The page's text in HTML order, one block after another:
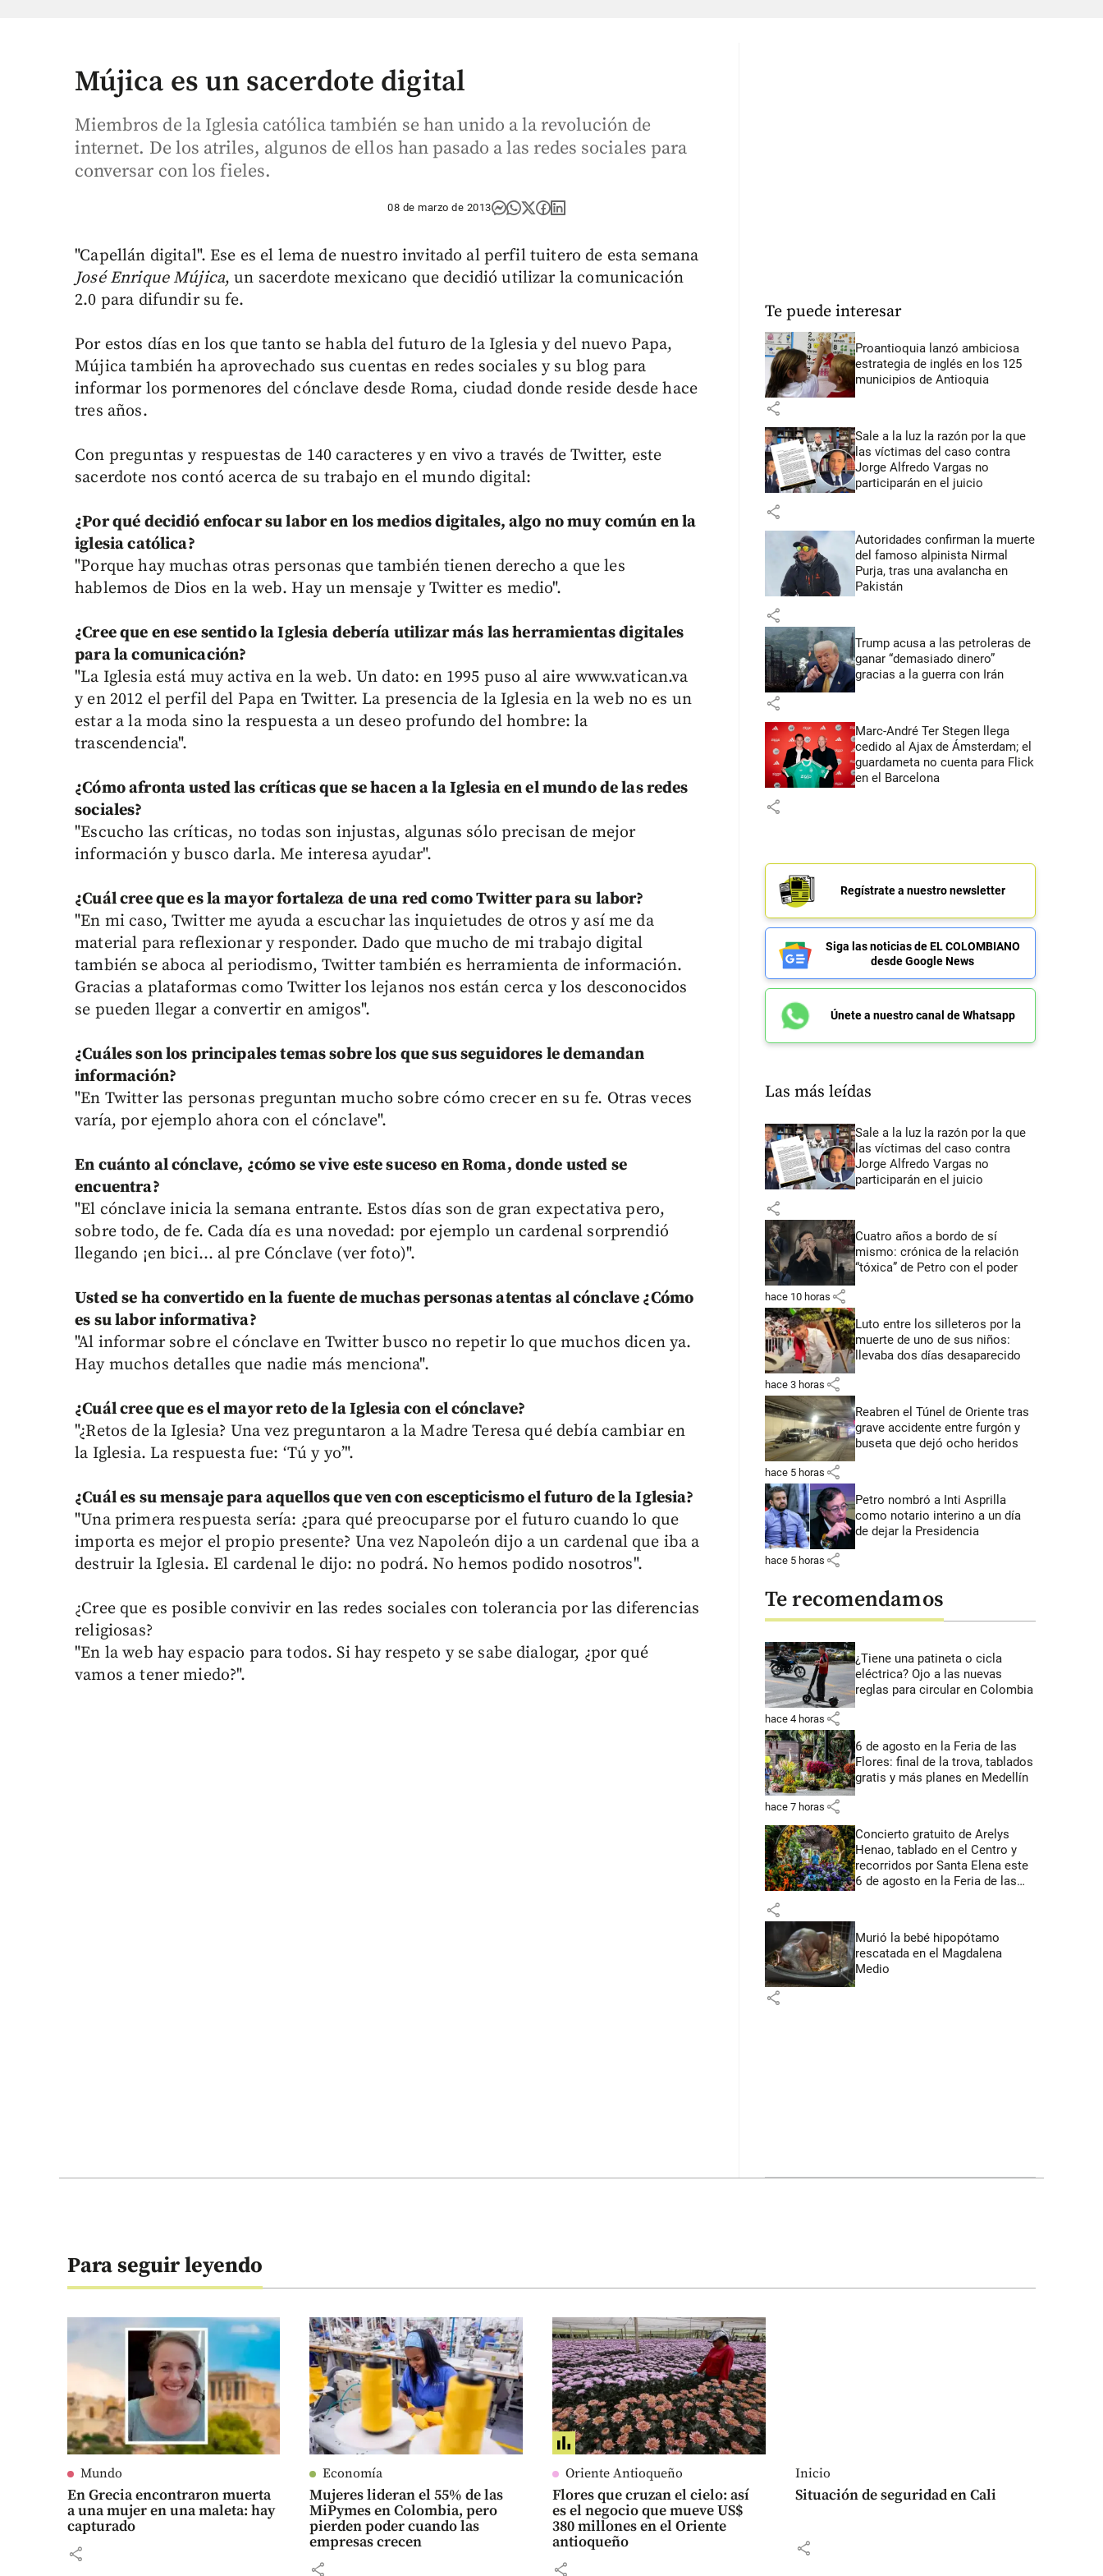
Mújica es un sacerdote digital
Miembros de la Iglesia católica también se han unido a la revolución de
internet. De los atriles, algunos de ellos han pasado a las redes sociales para
conversar con los fieles.
08 de marzo de 2013
"Capellán digital". Ese es el lema de nuestro invitado al perfil tuitero de esta semana
José Enrique Mújica, un sacerdote mexicano que decidió utilizar la comunicación
2.0 para difundir su fe.
Por estos días en los que tanto se habla del futuro de la Iglesia y del nuevo Papa,
Mújica también ha aprovechado sus cuentas en redes sociales y su blog para
informar los pormenores del cónclave desde Roma, ciudad donde reside desde hace
tres años.
Con preguntas y respuestas de 140 caracteres y en vivo a través de Twitter, este
sacerdote nos contó acerca de su trabajo en el mundo digital:
¿Por qué decidió enfocar su labor en los medios digitales, algo no muy común en la
iglesia católica?
"Porque hay muchas otras personas que también tienen derecho a que les
hablemos de Dios en la web. Hay un mensaje y Twitter es medio".
¿Cree que en ese sentido la Iglesia debería utilizar más las herramientas digitales
para la comunicación?
"La Iglesia está muy activa en la web. Un dato: en 1995 puso al aire www.vatican.va
y en 2012 el perfil del Papa en Twitter. La presencia de la Iglesia en la web no es un
estar a la moda sino la respuesta a un deseo profundo del hombre: la
trascendencia".
¿Cómo afronta usted las críticas que se hacen a la Iglesia en el mundo de las redes
sociales?
"Escucho las críticas, no todas son injustas, algunas sólo precisan de mejor
información y busco darla. Me interesa ayudar".
¿Cuál cree que es la mayor fortaleza de una red como Twitter para su labor?
"En mi caso, Twitter me ayuda a escuchar las inquietudes de otros y así me da
material para reflexionar y responder. Dado que mucho de mi trabajo digital
también se aboca al periodismo, Twitter también es herramienta de información.
Gracias a plataformas como Twitter los lejanos nos están cerca y los desconocidos
se pueden llegar a convertir en amigos".
¿Cuáles son los principales temas sobre los que sus seguidores le demandan
información?
"En Twitter las personas preguntan mucho sobre cómo crecer en su fe. Otras veces
varía, por ejemplo ahora con el cónclave".
En cuánto al cónclave, ¿cómo se vive este suceso en Roma, donde usted se
encuentra?
"El cónclave inicia la semana entrante. Estos días son de gran expectativa pero,
sobre todo, de fe. Cada día es una novedad: por ejemplo un cardenal sorprendió
llegando ¡en bici… al pre Cónclave (ver foto)".
Usted se ha convertido en la fuente de muchas personas atentas al cónclave ¿Cómo
es su labor informativa?
"Al informar sobre el cónclave en Twitter busco no repetir lo que muchos dicen ya.
Hay muchos detalles que nadie más menciona".
¿Cuál cree que es el mayor reto de la Iglesia con el cónclave?
"¿Retos de la Iglesia? Una vez preguntaron a la Madre Teresa qué debía cambiar en
la Iglesia. La respuesta fue: ‘Tú y yo’".
¿Cuál es su mensaje para aquellos que ven con escepticismo el futuro de la Iglesia?
"Una primera respuesta sería: ¿para qué preocuparse por el futuro cuando lo que
importa es mejor el propio presente? Una vez Napoleón dijo a un cardenal que iba a
destruir la Iglesia. El cardenal le dijo: no podrá. No hemos podido nosotros".
¿Cree que es posible convivir en las redes sociales con tolerancia por las diferencias
religiosas?
"En la web hay espacio para todos. Si hay respeto y se sabe dialogar, ¿por qué
vamos a tener miedo?".
Te puede interesar
Proantioquia lanzó ambiciosa
estrategia de inglés en los 125
municipios de Antioquia
share
Sale a la luz la razón por la que
las víctimas del caso contra
Jorge Alfredo Vargas no
participarán en el juicio
share
Autoridades confirman la muerte
del famoso alpinista Nirmal
Purja, tras una avalancha en
Pakistán
share
Trump acusa a las petroleras de
ganar “demasiado dinero”
gracias a la guerra con Irán
share
Marc-André Ter Stegen llega
cedido al Ajax de Ámsterdam; el
guardameta no cuenta para Flick
en el Barcelona
share
Regístrate a nuestro newsletter
Siga las noticias de EL COLOMBIANO
desde Google News
Únete a nuestro canal de Whatsapp
Las más leídas
Sale a la luz la razón por la que
las víctimas del caso contra
Jorge Alfredo Vargas no
participarán en el juicio
share
Cuatro años a bordo de sí
mismo: crónica de la relación
“tóxica” de Petro con el poder
hace 10 horas share
Luto entre los silleteros por la
muerte de uno de sus niños:
llevaba dos días desaparecido
hace 3 horas share
Reabren el Túnel de Oriente tras
grave accidente entre furgón y
buseta que dejó ocho heridos
hace 5 horas share
Petro nombró a Inti Asprilla
como notario interino a un día
de dejar la Presidencia
hace 5 horas share
Te recomendamos
¿Tiene una patineta o cicla
eléctrica? Ojo a las nuevas
reglas para circular en Colombia
hace 4 horas share
6 de agosto en la Feria de las
Flores: final de la trova, tablados
gratis y más planes en Medellín
hace 7 horas share
Concierto gratuito de Arelys
Henao, tablado en el Centro y
recorridos por Santa Elena este
6 de agosto en la Feria de las
share
Murió la bebé hipopótamo
rescatada en el Magdalena
Medio
share
Para seguir leyendo
Mundo
En Grecia encontraron muerta
a una mujer en una maleta: hay
capturado
share
Economía
Mujeres lideran el 55% de las
MiPymes en Colombia, pero
pierden poder cuando las
empresas crecen
share
Oriente Antioqueño
Flores que cruzan el cielo: así
es el negocio que mueve US$
380 millones en el Oriente
antioqueño
share
Inicio
Situación de seguridad en Cali
share